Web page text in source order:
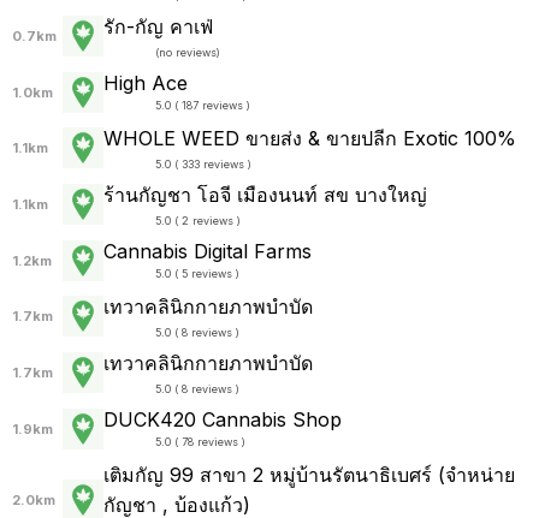
0.7km รัก-กัญ คาเฟ่
(no reviews)
1.0km High Ace
5.0 ( 187 reviews )
1.1km WHOLE WEED ขายส่ง & ขายปลีก Exotic 100%
5.0 ( 333 reviews )
1.1km ร้านกัญชา โอจี เมืองนนท์ สข บางใหญ่
5.0 ( 2 reviews )
1.2km Cannabis Digital Farms
5.0 ( 5 reviews )
1.7km เทวาคลินิกกายภาพบำบัด
5.0 ( 8 reviews )
1.7km เทวาคลินิกกายภาพบำบัด
5.0 ( 8 reviews )
1.9km DUCK420 Cannabis Shop
5.0 ( 78 reviews )
2.0km
เติมกัญ 99 สาขา 2 หมู่บ้านรัตนาธิเบศร์ (จำหน่าย
กัญชา , บ้องแก้ว)